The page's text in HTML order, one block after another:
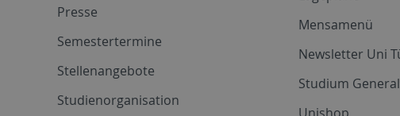
Presse
Semestertermine
Stellenangebote
Studienorganisation
Mensamenü
Newsletter Uni
Studium
Unishop